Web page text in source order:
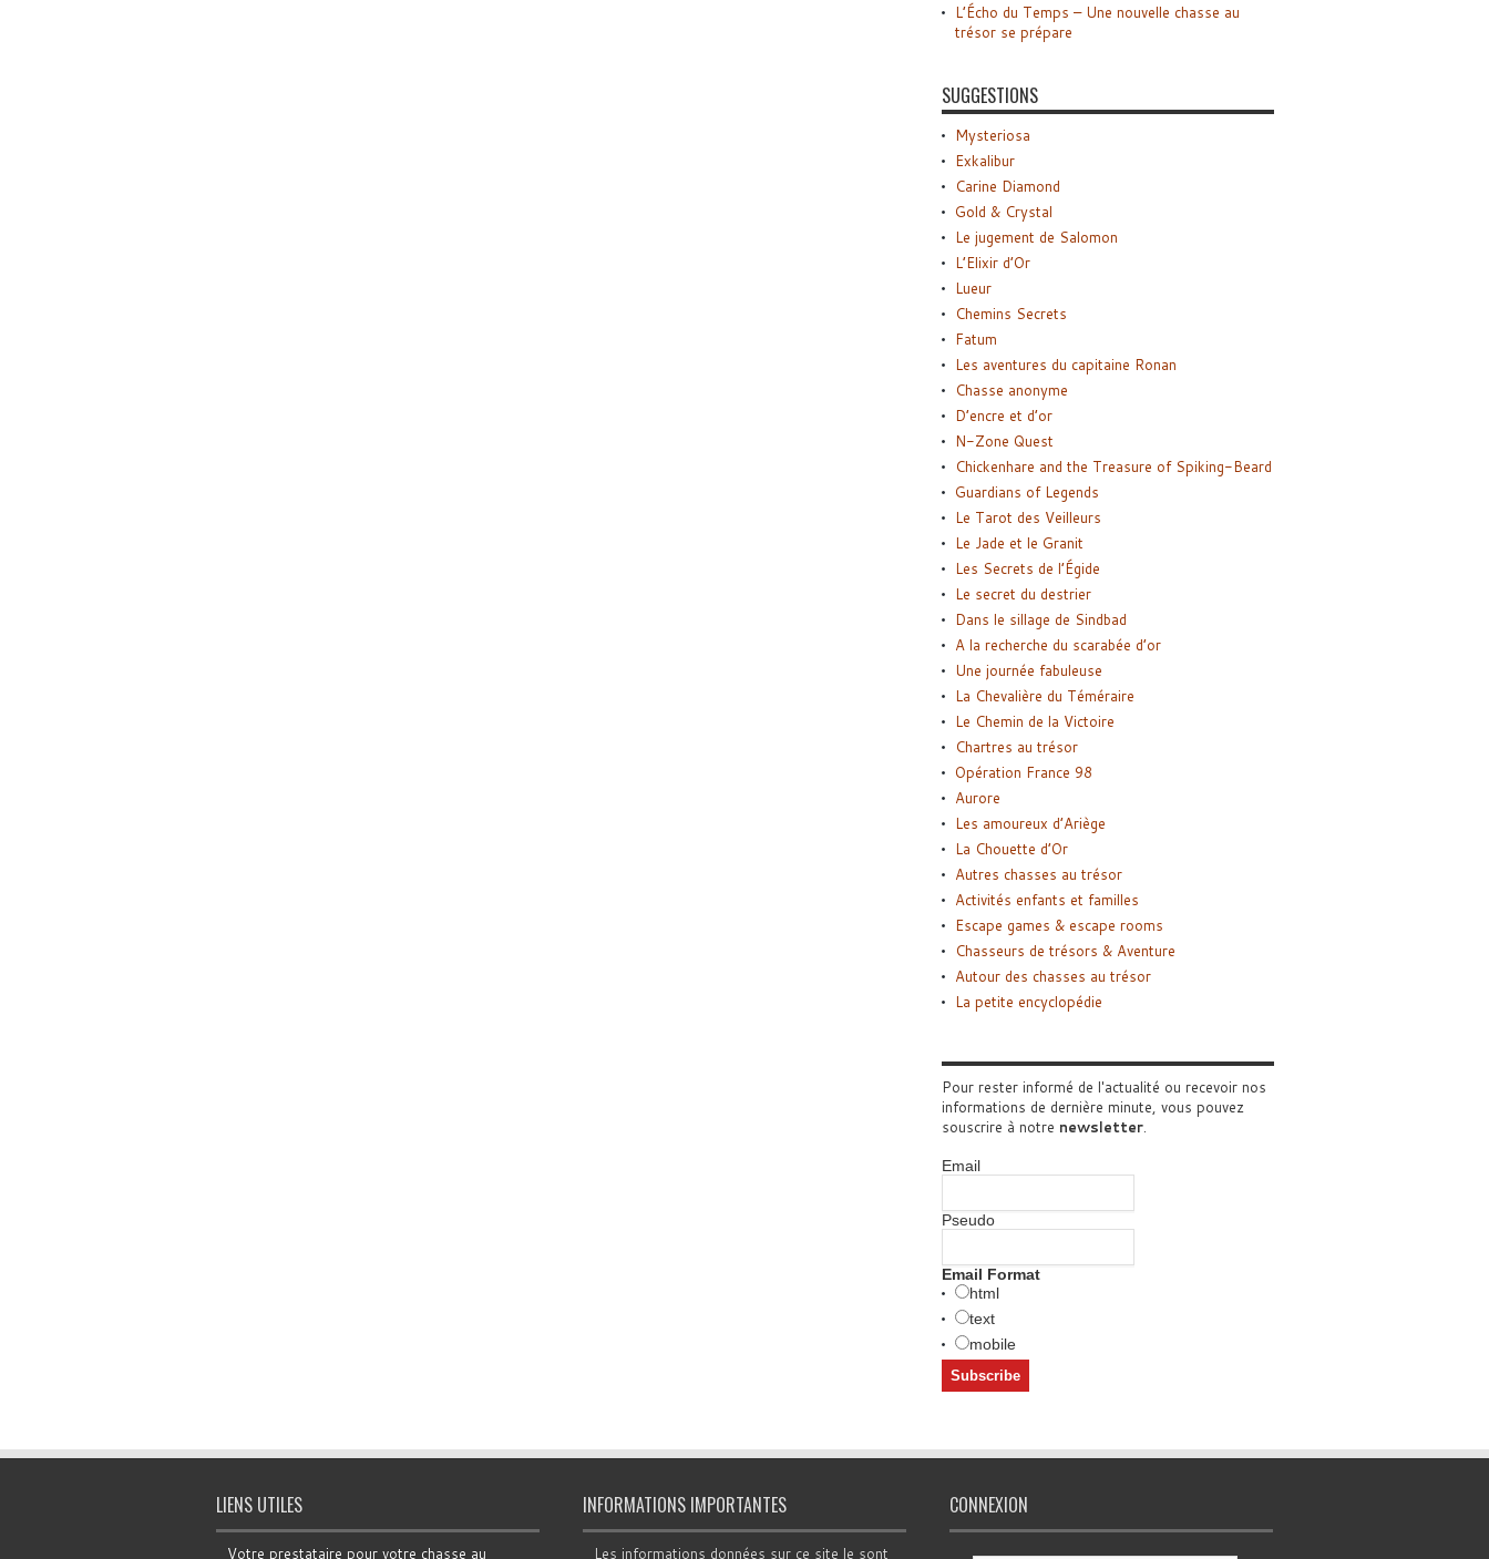
L’Écho du Temps – Une nouvelle chasse au
trésor se prépare
SUGGESTIONS
Mysteriosa
Exkalibur
Carine Diamond
Gold & Crystal
Le jugement de Salomon
L’Elixir d’Or
Lueur
Chemins Secrets
Fatum
Les aventures du capitaine Ronan
Chasse anonyme
D’encre et d’or
N-Zone Quest
Chickenhare and the Treasure of Spiking-Beard
Guardians of Legends
Le Tarot des Veilleurs
Le Jade et le Granit
Les Secrets de l’Égide
Le secret du destrier
Dans le sillage de Sindbad
A la recherche du scarabée d’or
Une journée fabuleuse
La Chevalière du Téméraire
Le Chemin de la Victoire
Chartres au trésor
Opération France 98
Aurore
Les amoureux d’Ariège
La Chouette d’Or
Autres chasses au trésor
Activités enfants et familles
Escape games & escape rooms
Chasseurs de trésors & Aventure
Autour des chasses au trésor
La petite encyclopédie
Pour rester informé de l'actualité ou recevoir nos
informations de dernière minute, vous pouvez
souscrire à notre newsletter.
Email
Pseudo
Email Format
html
text
mobile
LIENS UTILES
Votre prestataire pour votre chasse au
INFORMATIONS IMPORTANTES
Les informations données sur ce site le sont
CONNEXION